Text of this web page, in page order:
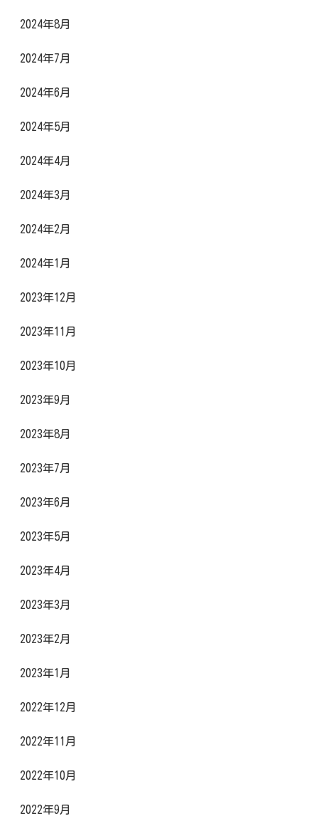
2024年8月
2024年7月
2024年6月
2024年5月
2024年4月
2024年3月
2024年2月
2024年1月
2023年12月
2023年11月
2023年10月
2023年9月
2023年8月
2023年7月
2023年6月
2023年5月
2023年4月
2023年3月
2023年2月
2023年1月
2022年12月
2022年11月
2022年10月
2022年9月